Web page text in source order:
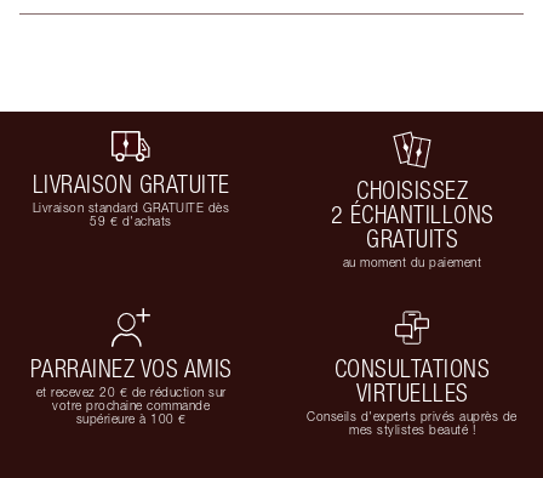
LIVRAISON GRATUITE
Livraison standard GRATUITE dès
59 € d'achats
CHOISISSEZ
2 ÉCHANTILLONS
GRATUITS
au moment du paiement
PARRAINEZ VOS AMIS
et recevez 20 € de réduction sur
votre prochaine commande
supérieure à 100 €
CONSULTATIONS
VIRTUELLES
Conseils d'experts privés auprès de
mes stylistes beauté !